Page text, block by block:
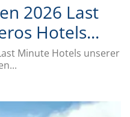
2026 Last
Hotels...
Minute Hotels unserer